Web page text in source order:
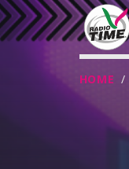
HOME /